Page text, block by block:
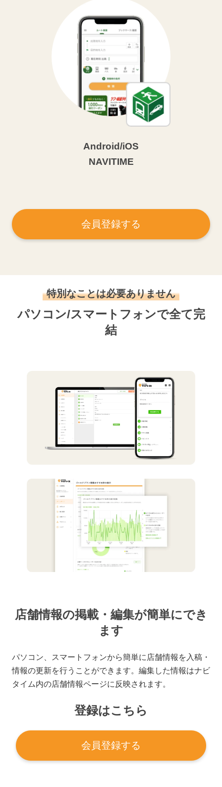
Android/iOS
NAVITIME
会員登録する
特別なことは必要ありません
パソコン/スマートフォンで全て完
結
店舗情報の掲載・編集が簡単にでき
ます
パソコン、スマートフォンから簡単に店舗情報を入稿・
情報の更新を行うことができます。編集した情報はナビ
タイム内の店舗情報ページに反映されます。
登録はこちら
会員登録する